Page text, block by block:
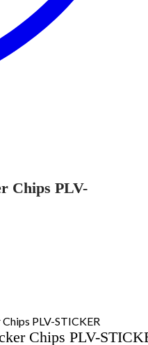
Chips PLV-
Chips PLV-